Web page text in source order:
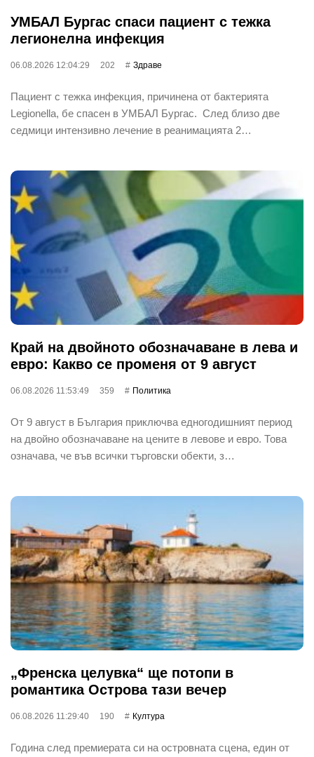
УМБАЛ Бургас спаси пациент с тежка
легионелна инфекция
06.08.2026 12:04:29 202 Здраве
Пациент с тежка инфекция, причинена от бактерията
Legionella, бе спасен в УМБАЛ Бургас. След близо две
седмици интензивно лечение в реанимацията 2…
Край на двойното обозначаване в лева и
евро: Какво се променя от 9 август
06.08.2026 11:53:49 359 Политика
От 9 август в България приключва едногодишният период
на двойно обозначаване на цените в левове и евро. Това
означава, че във всички търговски обекти, з…
„Френска целувка“ ще потопи в
романтика Острова тази вечер
06.08.2026 11:29:40 190 Култура
Година след премиерата си на островната сцена, един от